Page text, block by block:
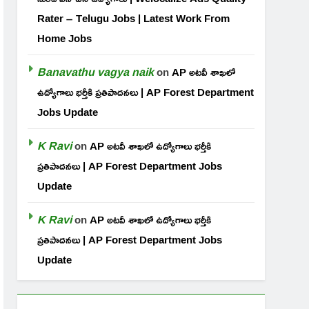
Rater – Telugu Jobs | Latest Work From
Home Jobs
Banavathu vagya naikonAP అటవీ శాఖలో
ఉద్యోగాలు భర్తీకి ప్రతిపాదనలు | AP Forest Department
Jobs Update
K RavionAP అటవీ శాఖలో ఉద్యోగాలు భర్తీకి
ప్రతిపాదనలు | AP Forest Department Jobs
Update
K RavionAP అటవీ శాఖలో ఉద్యోగాలు భర్తీకి
ప్రతిపాదనలు | AP Forest Department Jobs
Update